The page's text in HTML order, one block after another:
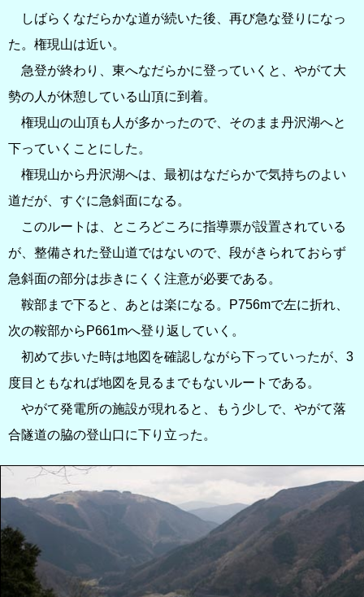
しばらくなだらかな道が続いた後、再び急な登りになっ
た。権現山は近い。
急登が終わり、東へなだらかに登っていくと、やがて大
勢の人が休憩している山頂に到着。
権現山の山頂も人が多かったので、そのまま丹沢湖へと
下っていくことにした。
権現山から丹沢湖へは、最初はなだらかで気持ちのよい
道だが、すぐに急斜面になる。
このルートは、ところどころに指導票が設置されている
が、整備された登山道ではないので、段がきられておらず
急斜面の部分は歩きにくく注意が必要である。
鞍部まで下ると、あとは楽になる。P756mで左に折れ、
次の鞍部からP661mへ登り返していく。
初めて歩いた時は地図を確認しながら下っていったが、3
度目ともなれば地図を見るまでもないルートである。
やがて発電所の施設が現れると、もう少しで、やがて落
合隧道の脇の登山口に下り立った。